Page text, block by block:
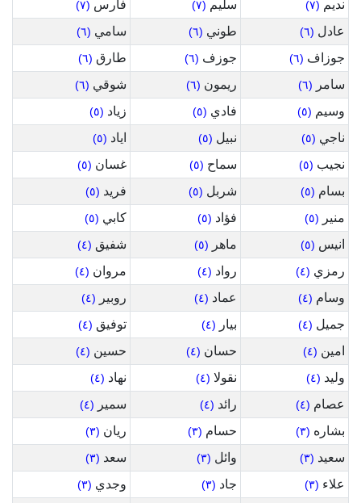
نديم (٧) سليم (٧) فارس (٧)
عادل (٦) طوني (٦) سامي (٦)
جوزاف (٦) جوزف (٦) طارق (٦)
سامر (٦) ريمون (٦) شوقي (٦)
وسيم (٥) فادي (٥) زياد (٥)
ناجي (٥) نبيل (٥) اياد (٥)
نجيب (٥) سماح (٥) غسان (٥)
بسام (٥) شربل (٥) فريد (٥)
منير (٥) فؤاد (٥) كابي (٥)
انيس (٥) ماهر (٥) شفيق (٤)
رمزي (٤) رواد (٤) مروان (٤)
وسام (٤) عماد (٤) روبير (٤)
جميل (٤) بيار (٤) توفيق (٤)
امين (٤) حسان (٤) حسين (٤)
وليد (٤) نقولا (٤) نهاد (٤)
عصام (٤) رائد (٤) سمير (٤)
بشاره (٣) حسام (٣) ريان (٣)
سعيد (٣) وائل (٣) سعد (٣)
علاء (٣) جاد (٣) وجدي (٣)